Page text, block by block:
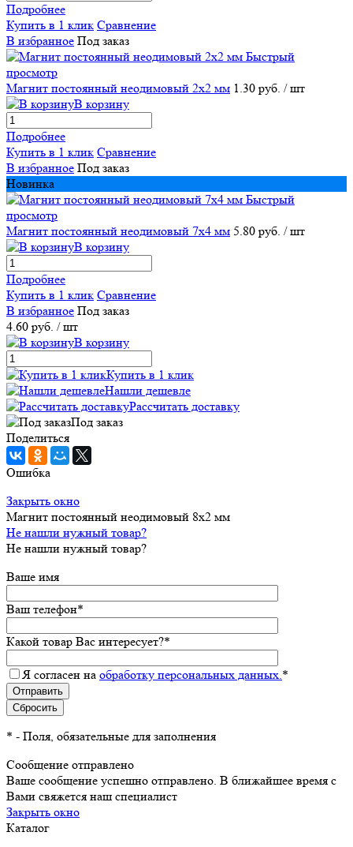
Подробнее
Купить в 1 клик Сравнение
В избранное Под заказ
Быстрый
просмотр
Магнит постоянный неодимовый 2х2 мм 1.30 руб. / шт
В корзину
Подробнее
Купить в 1 клик Сравнение
В избранное Под заказ
Новинка
Быстрый
просмотр
Магнит постоянный неодимовый 7х4 мм 5.80 руб. / шт
В корзину
Подробнее
Купить в 1 клик Сравнение
В избранное Под заказ
4.60 руб. / шт
В корзину
Купить в 1 клик
Нашли дешевле
Рассчитать доставку
Под заказ
Поделиться
Ошибка
Закрыть окно
Магнит постоянный неодимовый 8х2 мм
Не нашли нужный товар?
Не нашли нужный товар?
Ваше имя
Ваш телефон*
Какой товар Вас интересует?*
Я согласен на обработку персональных данных. *
* - Поля, обязательные для заполнения
Сообщение отправлено
Ваше сообщение успешно отправлено. В ближайшее время с
Вами свяжется наш специалист
Закрыть окно
Каталог